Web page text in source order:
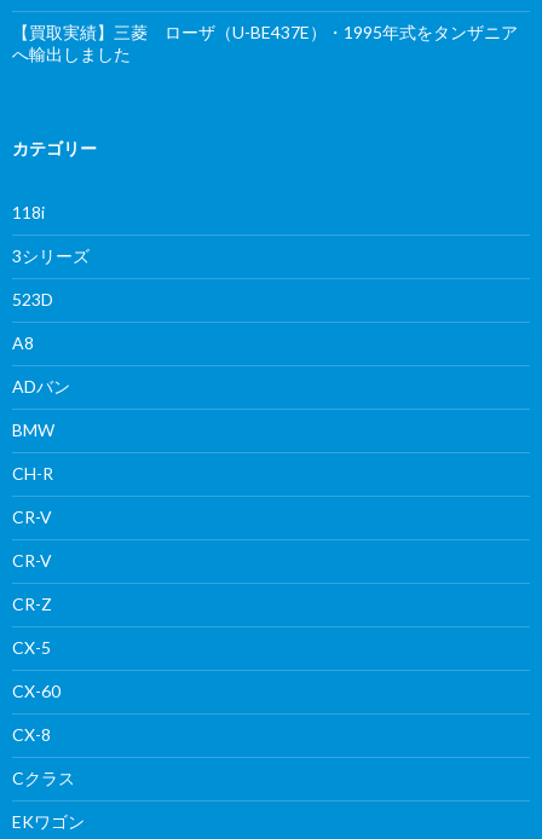
【買取実績】三菱 ローザ（U-BE437E）・1995年式をタンザニア
へ輸出しました
カテゴリー
118i
3シリーズ
523D
A8
ADバン
BMW
CH-R
CR-V
CR-V
CR-Z
CX-5
CX-60
CX-8
Cクラス
EKワゴン